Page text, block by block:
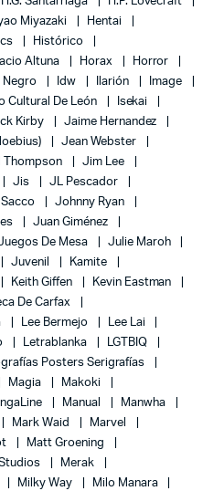
Miyazaki
Hentai
Histórico
Altuna Horax
Horror
Negro Idw Ilarión
Image
Cultural De León
Isekai
Kirby
Jaime Hernandez
Jean Webster
Thompson
Jim Lee
Jis
JL Pescador
Johnny Ryan
Juan Giménez
De Mesa
Julie Maroh
Juvenil
Kamite
Keith Giffen
Kevin Eastman
De Carfax
Lee Bermejo
Lee Lai
Letrablanka
LGTBIQ
Posters Serigrafías
Magia
Makoki
Manual
Manwha
Mark Waid
Marvel
Matt Groening
Merak
Milky Way
Milo Manara